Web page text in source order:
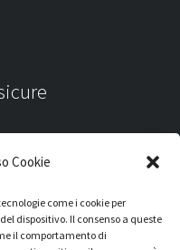
Cookie
come i cookie per
dispositivo. Il consenso a queste
il comportamento di